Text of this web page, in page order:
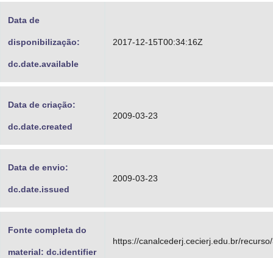
Data de
disponibilização:
dc.date.available
2017-12-15T00:34:16Z
Data de criação:
dc.date.created
2009-03-23
Data de envio:
dc.date.issued
2009-03-23
Fonte completa do
material: dc.identifier
https://canalcederj.cecierj.edu.br/